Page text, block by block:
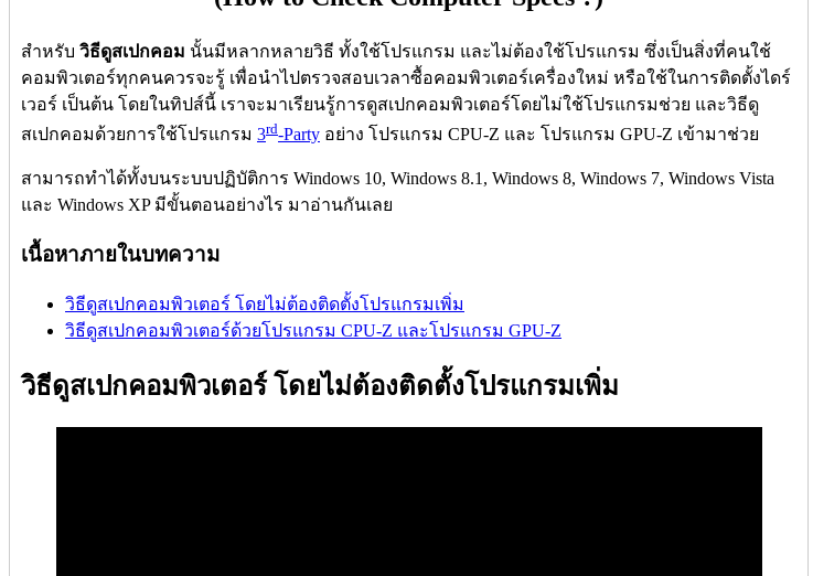
สำหรับ วิธีดูสเปกคอม นั้นมีหลากหลายวิธี ทั้งใช้โปรแกรม และไม่ต้องใช้โปรแกรม ซึ่งเป็นสิ่งที่คนใช้
คอมพิวเตอร์ทุกคนควรจะรู้ เพื่อนำไปตรวจสอบเวลาซื้อคอมพิวเตอร์เครื่องใหม่ หรือใช้ในการติดตั้งไดร์
เวอร์ เป็นต้น โดยในทิปส์นี้ เราจะมาเรียนรู้การดูสเปกคอมพิวเตอร์โดยไม่ใช้โปรแกรมช่วย และวิธีดู
สเปกคอมด้วยการใช้โปรแกรม 3rd-Party อย่าง โปรแกรม CPU-Z และ โปรแกรม GPU-Z เข้ามาช่วย
สามารถทำได้ทั้งบนระบบปฏิบัติการ Windows 10, Windows 8.1, Windows 8, Windows 7, Windows Vista
และ Windows XP มีขั้นตอนอย่างไร มาอ่านกันเลย
เนื้อหาภายในบทความ
วิธีดูสเปกคอมพิวเตอร์ โดยไม่ต้องติดตั้งโปรแกรมเพิ่ม
วิธีดูสเปกคอมพิวเตอร์ด้วยโปรแกรม CPU-Z และโปรแกรม GPU-Z
วิธีดูสเปกคอมพิวเตอร์ โดยไม่ต้องติดตั้งโปรแกรมเพิ่ม